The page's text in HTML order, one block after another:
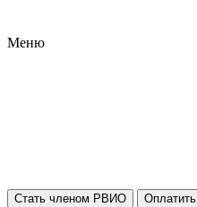
Меню
Стать членом РВИО Оплатить